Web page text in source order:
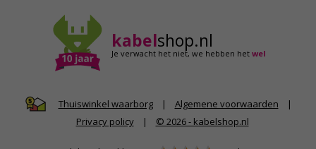
kabelshop.nl
Je verwacht het niet,we hebben hetwel
Thuiswinkel waarborg | Algemene voorwaarden
|
Privacy policy
| © 2026 - kabelshop.nl